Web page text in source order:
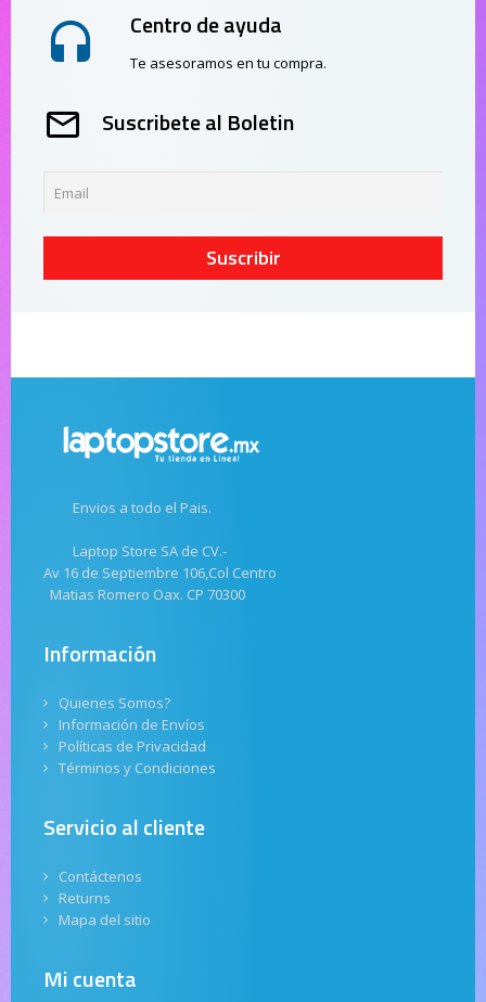
Centro de ayuda
Te asesoramos en tu compra.
Suscribete al Boletin
Suscribir
Envios a todo el Pais.
Laptop Store SA de CV.-
Av 16 de Septiembre 106,Col Centro
Matias Romero Oax. CP 70300
Información
Quienes Somos?
Información de Envíos
Políticas de Privacidad
Términos y Condiciones
Servicio al cliente
Contáctenos
Returns
Mapa del sitio
Mi cuenta